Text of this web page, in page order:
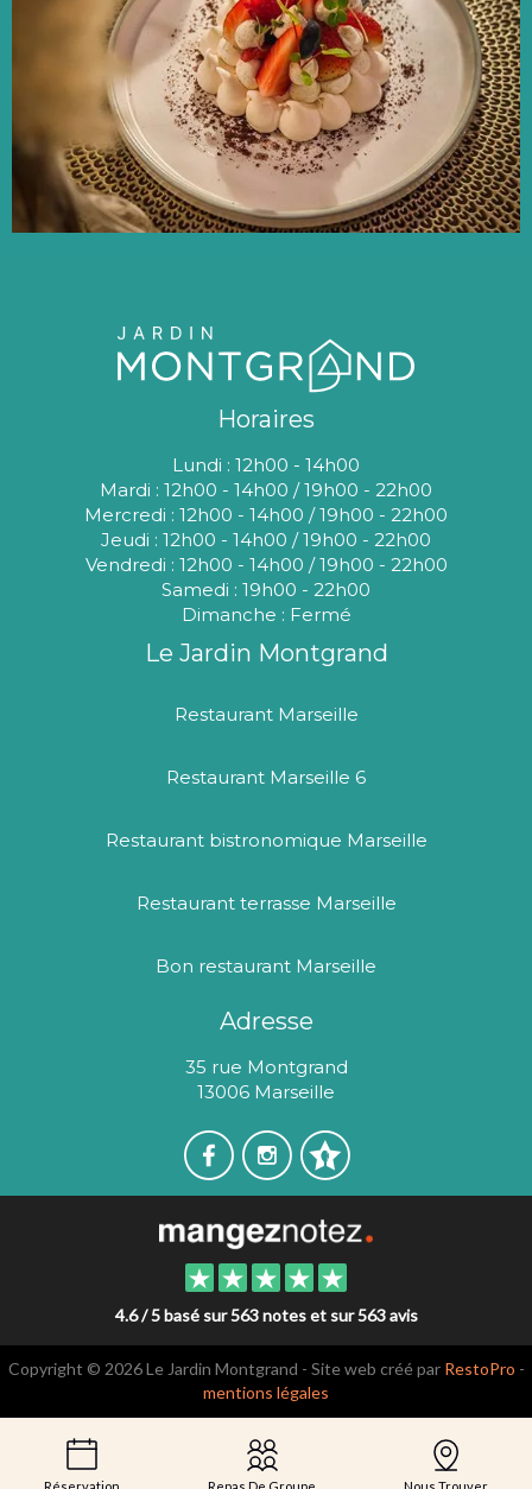
Horaires
Lundi : 12h00 - 14h00
Mardi : 12h00 - 14h00 / 19h00 - 22h00
Mercredi : 12h00 - 14h00 / 19h00 - 22h00
Jeudi : 12h00 - 14h00 / 19h00 - 22h00
Vendredi : 12h00 - 14h00 / 19h00 - 22h00
Samedi : 19h00 - 22h00
Dimanche : Fermé
Le Jardin Montgrand
Restaurant Marseille
Restaurant Marseille 6
Restaurant bistronomique Marseille
Restaurant terrasse Marseille
Bon restaurant Marseille
Adresse
35 rue Montgrand
13006 Marseille
4.6 / 5 basé sur 563 notes et sur 563 avis
Copyright © 2026 Le Jardin Montgrand - Site web créé par RestoPro -
mentions légales